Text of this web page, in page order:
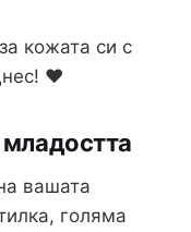
кожата си с
❤️
вашата
голяма